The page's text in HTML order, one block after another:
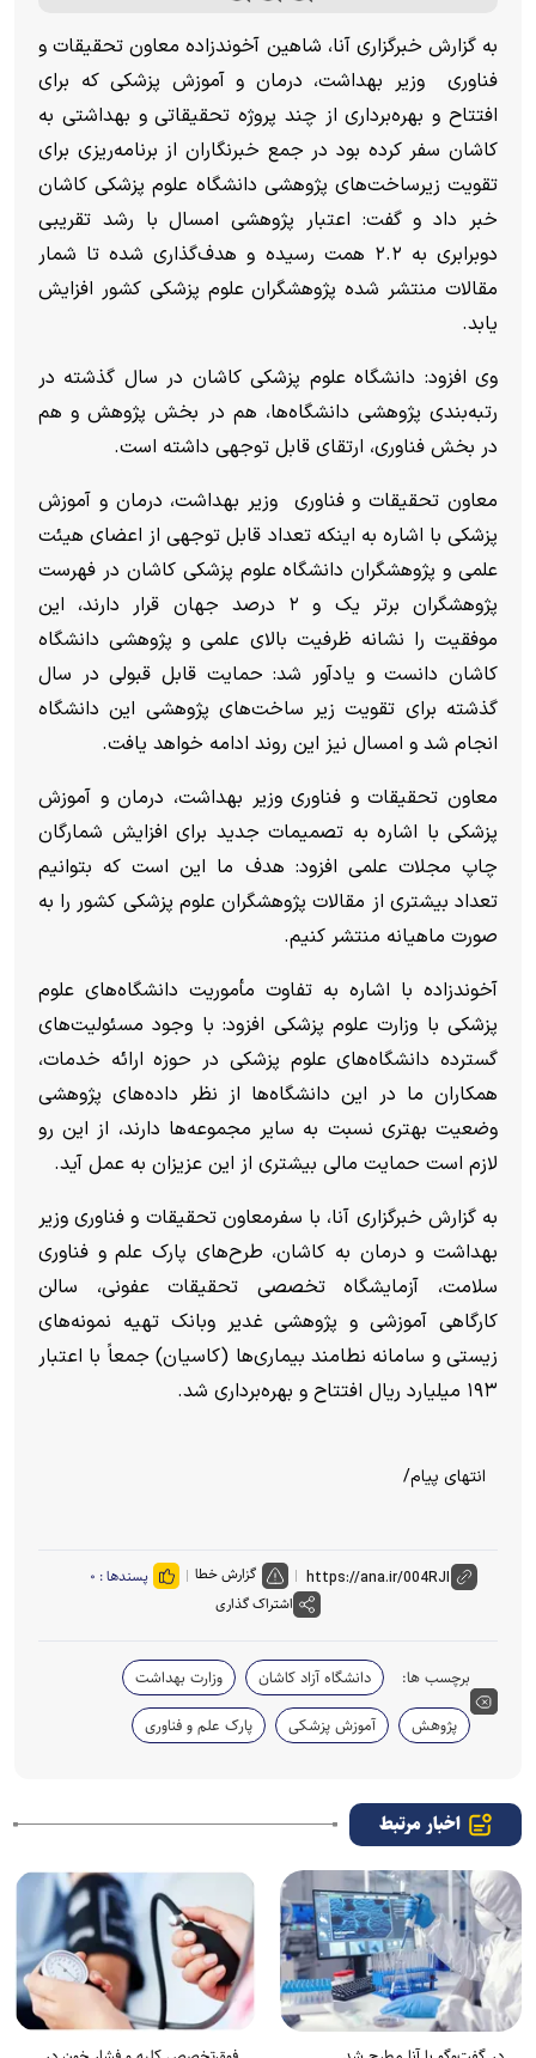
به گزارش خبرگزاری آنا، شاهین آخوندزاده معاون تحقیقات و
فناوری وزیر بهداشت، درمان و آموزش پزشکی که برای
افتتاح و بهره‌برداری از چند پروژه تحقیقاتی و بهداشتی به
کاشان سفر کرده بود در جمع خبرنگاران از برنامه‌ریزی برای
تقویت زیرساخت‌های پژوهشی دانشگاه علوم پزشکی کاشان
خبر داد و گفت: اعتبار پژوهشی امسال با رشد تقریبی
دوبرابری به ۲.۲ همت رسیده و هدف‌گذاری شده تا شمار
مقالات منتشر شده پژوهشگران علوم پزشکی کشور افزایش
یابد.
وی افزود: دانشگاه علوم پزشکی کاشان در سال گذشته در
رتبه‌بندی پژوهشی دانشگاه‌ها، هم در بخش پژوهش و هم
در بخش فناوری، ارتقای قابل توجهی داشته است.
معاون تحقیقات و فناوری وزیر بهداشت، درمان و آموزش
پزشکی با اشاره به اینکه تعداد قابل توجهی از اعضای هیئت
علمی و پژوهشگران دانشگاه علوم پزشکی کاشان در فهرست
پژوهشگران برتر یک و ۲ درصد جهان قرار دارند، این
موفقیت را نشانه ظرفیت بالای علمی و پژوهشی دانشگاه
کاشان دانست و یادآور شد: حمایت قابل قبولی در سال
گذشته برای تقویت زیر ساخت‌های پژوهشی این دانشگاه
انجام شد و امسال نیز این روند ادامه خواهد یافت.
معاون تحقیقات و فناوری وزیر بهداشت، درمان و آموزش
پزشکی با اشاره به تصمیمات جدید برای افزایش شمارگان
چاپ مجلات علمی افزود: هدف ما این است که بتوانیم
تعداد بیشتری از مقالات پژوهشگران علوم پزشکی کشور را به
صورت ماهیانه منتشر کنیم.
آخوندزاده با اشاره به تفاوت مأموریت دانشگاه‌های علوم
پزشکی با وزارت علوم پزشکی افزود: با وجود مسئولیت‌های
گسترده دانشگاه‌های علوم پزشکی در حوزه ارائه خدمات،
همکاران ما در این دانشگاه‌ها از نظر داده‌های پژوهشی
وضعیت بهتری نسبت به سایر مجموعه‌ها دارند، از این رو
لازم است حمایت مالی بیشتری از این عزیزان به عمل آید.
به گزارش خبرگزاری آنا، با سفرمعاون تحقیقات و فناوری وزیر
بهداشت و درمان به کاشان، طرح‌های پارک علم و فناوری
سلامت، آزمایشگاه تخصصی تحقیقات عفونی، سالن
کارگاهی آموزشی و پژوهشی غدیر وبانک تهیه نمونه‌های
زیستی و سامانه نطامند بیماری‌ها (کاسیان) جمعاً با اعتبار
۱۹۳ میلیارد ریال افتتاح و بهره‌برداری شد.
انتهای پیام/
گزارش خطا پسندها : ۰
اشتراک گذاری
برچسب ها: دانشگاه آزاد کاشان
وزارت بهداشت
پژوهش
آموزش پزشکی پارک علم و فناوری
اخبار مرتبط